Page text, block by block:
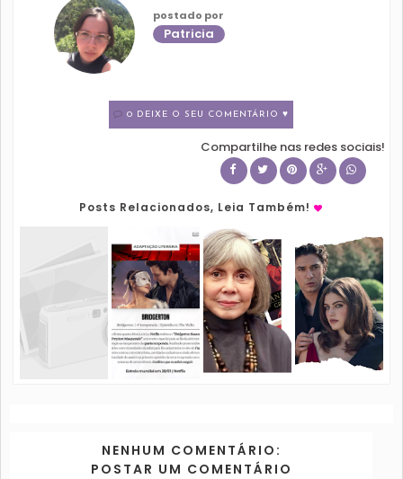
postado por
Patricia
0 DEIXE O SEU COMENTÁRIO ♥
Compartilhe nas redes sociais!
Posts Relacionados, Leia Também!
NENHUM COMENTÁRIO:
POSTAR UM COMENTÁRIO